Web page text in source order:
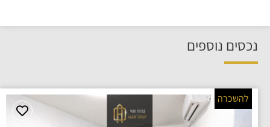
נכסים נוספים
להשכרה